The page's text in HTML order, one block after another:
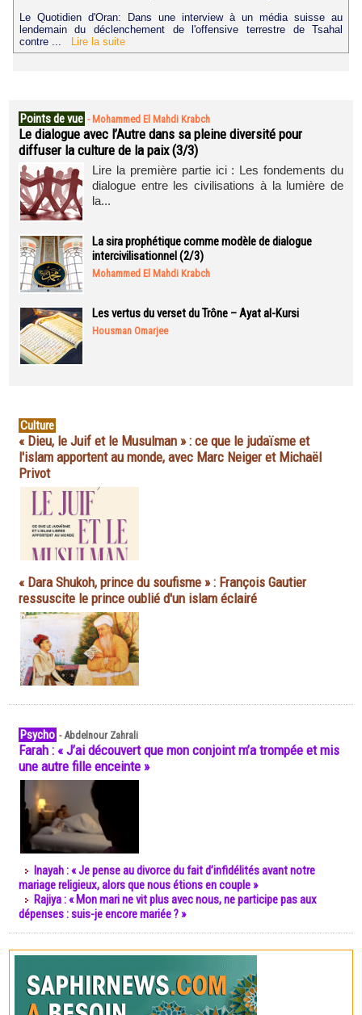
Le Quotidien d'Oran: Dans une interview à un média suisse au
lendemain du déclenchement de l'offensive terrestre de Tsahal
contre ... Lire la suite
Points de vue - Mohammed El Mahdi Krabch
Le dialogue avec l’Autre dans sa pleine diversité pour
diffuser la culture de la paix (3/3)
Lire la première partie ici : Les fondements du
dialogue entre les civilisations à la lumière de
la...
La sira prophétique comme modèle de dialogue
intercivilisationnel (2/3)
Mohammed El Mahdi Krabch
Les vertus du verset du Trône – Ayat al-Kursi
Housman Omarjee
Culture
« Dieu, le Juif et le Musulman » : ce que le judaïsme et
l'islam apportent au monde, avec Marc Neiger et Michaël
Privot
« Dara Shukoh, prince du soufisme » : François Gautier
ressuscite le prince oublié d'un islam éclairé
Psycho -Abdelnour Zahrali
Farah : « J’ai découvert que mon conjoint m’a trompée et mis
une autre fille enceinte »
Inayah : « Je pense au divorce du fait d’infidélités avant notre
mariage religieux, alors que nous étions en couple »
Rajiya : « Mon mari ne vit plus avec nous, ne participe pas aux
dépenses : suis-je encore mariée ? »